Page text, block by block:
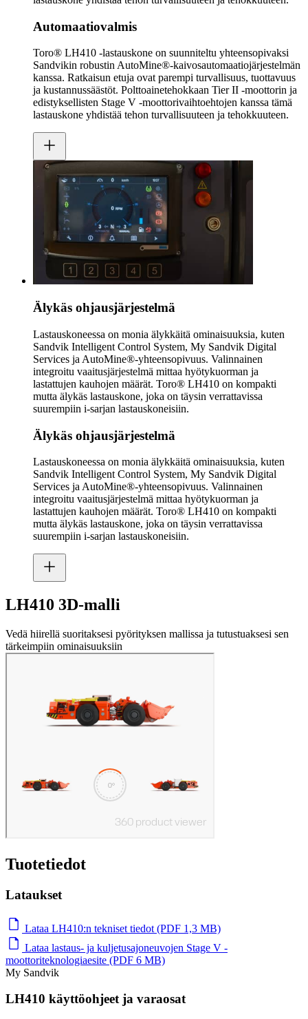
Automaatiovalmis
Toro® LH410 -lastauskone on suunniteltu yhteensopivaksi
Sandvikin robustin AutoMine®-kaivosautomaatiojärjestelmän
kanssa. Ratkaisun etuja ovat parempi turvallisuus, tuottavuus
ja kustannussäästöt. Polttoainetehokkaan Tier II -moottorin ja
edistyksellisten Stage V -moottorivaihtoehtojen kanssa tämä
lastauskone yhdistää tehon turvallisuuteen ja tehokkuuteen.
Älykäs ohjausjärjestelmä
Lastauskoneessa on monia älykkäitä ominaisuuksia, kuten
Sandvik Intelligent Control System, My Sandvik Digital
Services ja AutoMine®-yhteensopivuus. Valinnainen
integroitu vaaitusjärjestelmä mittaa hyötykuorman ja
lastattujen kauhojen määrät. Toro® LH410 on kompakti
mutta älykäs lastauskone, joka on täysin verrattavissa
suurempiin i-sarjan lastauskoneisiin.
Älykäs ohjausjärjestelmä
Lastauskoneessa on monia älykkäitä ominaisuuksia, kuten
Sandvik Intelligent Control System, My Sandvik Digital
Services ja AutoMine®-yhteensopivuus. Valinnainen
integroitu vaaitusjärjestelmä mittaa hyötykuorman ja
lastattujen kauhojen määrät. Toro® LH410 on kompakti
mutta älykäs lastauskone, joka on täysin verrattavissa
suurempiin i-sarjan lastauskoneisiin.
LH410 3D-malli
Vedä hiirellä suoritaksesi pyörityksen mallissa ja tutustuaksesi sen
tärkeimpiin ominaisuuksiin
Tuotetiedot
Lataukset
Lataa LH410:n tekniset tiedot (PDF 1,3 MB)
Lataa lastaus- ja kuljetusajoneuvojen Stage V -
moottoriteknologiaesite (PDF 6 MB)
My Sandvik
LH410 käyttöohjeet ja varaosat